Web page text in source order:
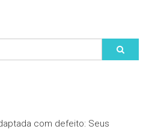
com defeito: Seus